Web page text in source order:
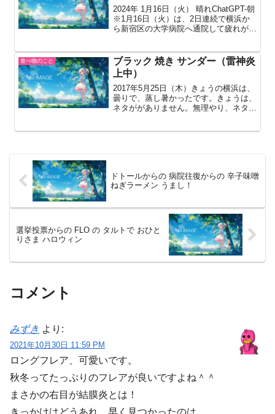
2024年 1月16日（火） 晴れChatGPT-朝
※1月16日（火）は、2日連続で横浜か
ら新宿区の大学病院へ通院して疲れが溜
ちして、目が覚めたら 午前1:00だった
ため...
食べ物のこと
ブラック 焼き サンダー（雷神炎
上中）
2017年5月25日（木）きょうの横浜は、
曇りで、蒸し暑かったです。きょうは、
ネタががありません。無理やり、ネタを
ドトールからの 病院往復からの 辛子味噌
ねぎラーメン うまし！
選挙投票からの FLO の タルトで おひと
りさま ハロウィン
コメント
みずき より:
2021年10月30日 11:59 PM
ロングフレア、可愛いです。
秋冬ってたっぷりのフレアが良いですよね＾＾
まさかの右目が結膜炎とは！
きっかけはどうあれ、早く見つかったのは